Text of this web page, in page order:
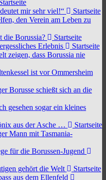
mir sehr viel!“
Startseite
den Verein am Leben zu
die Borussia?
Startseite
Erlebnis
Startseite
zeigen, dass Borussia nie
ist vor Ommersheim
Borusse schießt sich an die
gesehen sogar ein kleines
aus der Asche …
Startseite
Mann mit Tasmania-
für die Borussen-Jugend
gehört die Welt
Startseite
aus dem Ellenfeld